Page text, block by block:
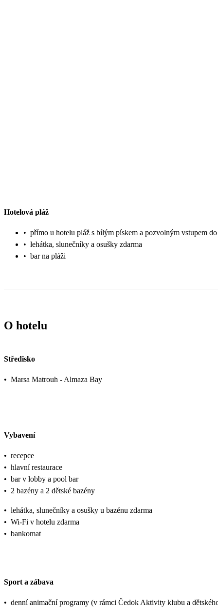
Hotelová pláž
• přímo u hotelu pláž s bílým pískem a pozvolným vstupem
• lehátka, slunečníky a osušky zdarma
• bar na pláži
O hotelu
Středisko
• Marsa Matrouh - Almaza Bay
Vybavení
• recepce
• hlavní restaurace
• bar v lobby a pool bar
• 2 bazény a 2 dětské bazény
• lehátka, slunečníky a osušky u bazénu zdarma
• Wi-Fi v hotelu zdarma
• bankomat
Sport a zábava
• denní animační programy (v rámci Čedok Aktivity klubu a